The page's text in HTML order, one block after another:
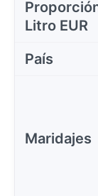
Litro EUR
País
Maridajes